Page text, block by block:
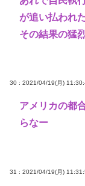
が追い払われ
その結果の猛
30 : 2021/04/19(月)
アメリカの都
らなー
31 : 2021/04/19(月)